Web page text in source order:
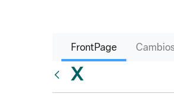
FrontPage
X